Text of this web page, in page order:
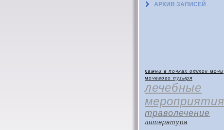
АРХИВ ЗАПИСЕЙ
камни в почках отток мочи
мочевого пузыря
лечебные
мероприятия
траволечение
литература